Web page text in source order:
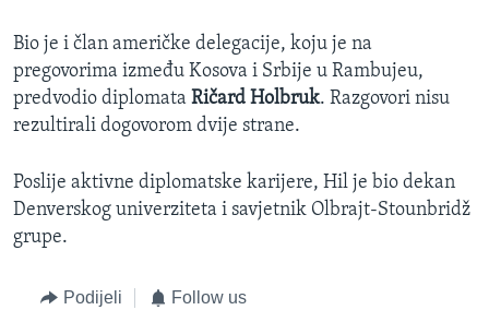
Bio je i član američke delegacije, koju je na
pregovorima između Kosova i Srbije u Rambujeu,
predvodio diplomata Ričard Holbruk. Razgovori nisu
rezultirali dogovorom dvije strane.
Poslije aktivne diplomatske karijere, Hil je bio dekan
Denverskog univerziteta i savjetnik Olbrajt-Stounbridž
grupe.
Podijeli Follow us